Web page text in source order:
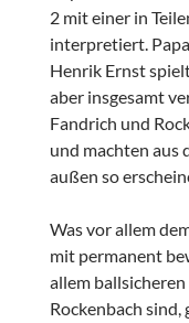
2 mit einer in
interpretiert.
Henrik Ernst
aber insgesamt
Fandrich und
und machten aus
außen so
Was vor allem
mit permanent
allem
Rockenbach sind,